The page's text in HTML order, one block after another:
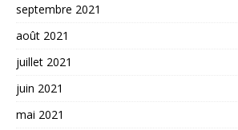
septembre 2021
août 2021
juillet 2021
juin 2021
mai 2021